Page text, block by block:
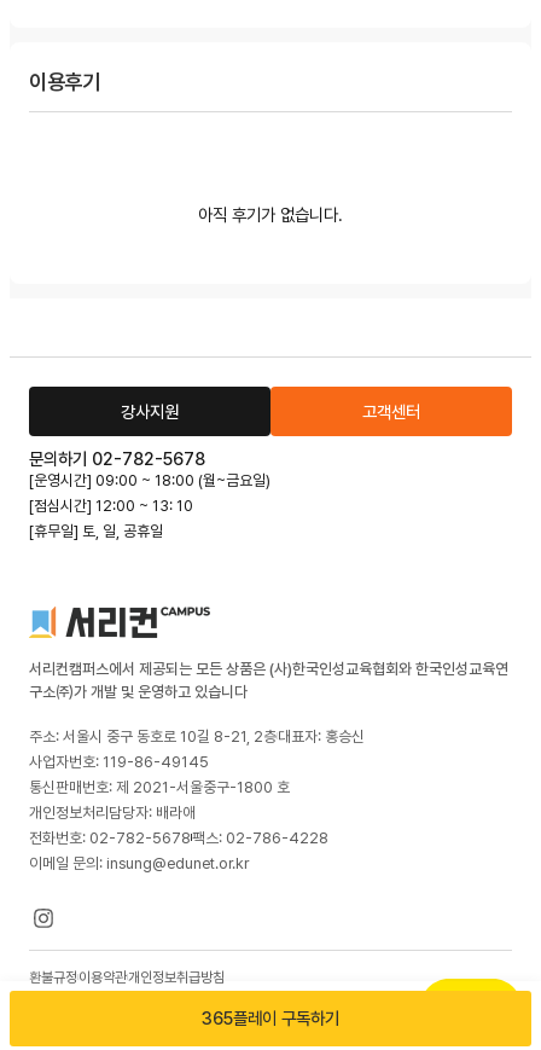
이용후기
아직 후기가 없습니다.
365플레이 구독하기
강사지원 고객센터
문의하기 02-782-5678
[운영시간] 09:00 ~ 18:00 (월~금요일)
[점심시간] 12:00 ~ 13: 10
[휴무일] 토, 일, 공휴일
서리컨캠퍼스에서 제공되는 모든 상품은 (사)한국인성교육협회와 한국인성교육연
구소㈜가 개발 및 운영하고 있습니다
주소: 서울시 중구 동호로 10길 8-21, 2층대표자: 홍승신
사업자번호: 119-86-49145
통신판매번호: 제 2021-서울중구-1800 호
개인정보처리담당자: 배라애
전화번호: 02-782-5678팩스: 02-786-4228
이메일 문의: insung@edunet.or.kr
© 2026 한국인성교육연구소(주). All rights reserved
환불규정 이용약관개인정보취급방침